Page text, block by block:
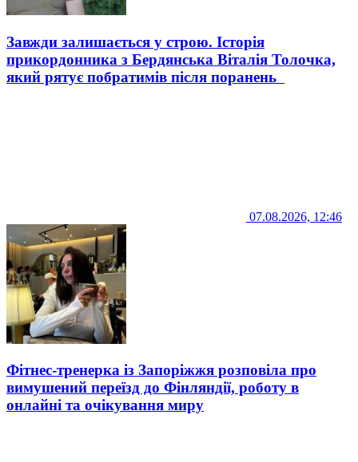
Завжди залишається у строю. Історія
прикордонника з Бердянська Віталія Толочка,
який рятує побратимів після поранень
07.08.2026, 12:46
Фітнес-тренерка із Запоріжжя розповіла про
вимушений переїзд до Фінляндії, роботу в
онлайні та очікування миру